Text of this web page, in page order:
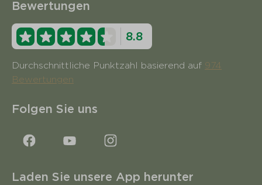
Bewertungen
8.8
Durchschnittliche Punktzahl basierend auf 974
Bewertungen
Folgen Sie uns
Laden Sie unsere App herunter